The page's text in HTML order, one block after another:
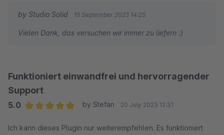
by Studio Solid 15 September 2023 14:25
Vielen Dank, das versuchen wir immer zu liefern :)
Funktioniert einwandfrei und hervorragender
Support
5.0
by Stefan 20 July 2023 12:31
Ich kann dieses Plugin nur weiterempfehlen. Es funktioniert